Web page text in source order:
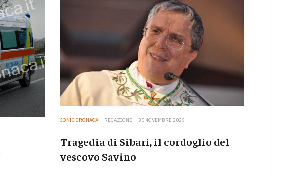
JONIO CRONACA REDAZIONE 30 NOVEMBRE 2025
Tragedia di Sibari, il cordoglio del
vescovo Savino